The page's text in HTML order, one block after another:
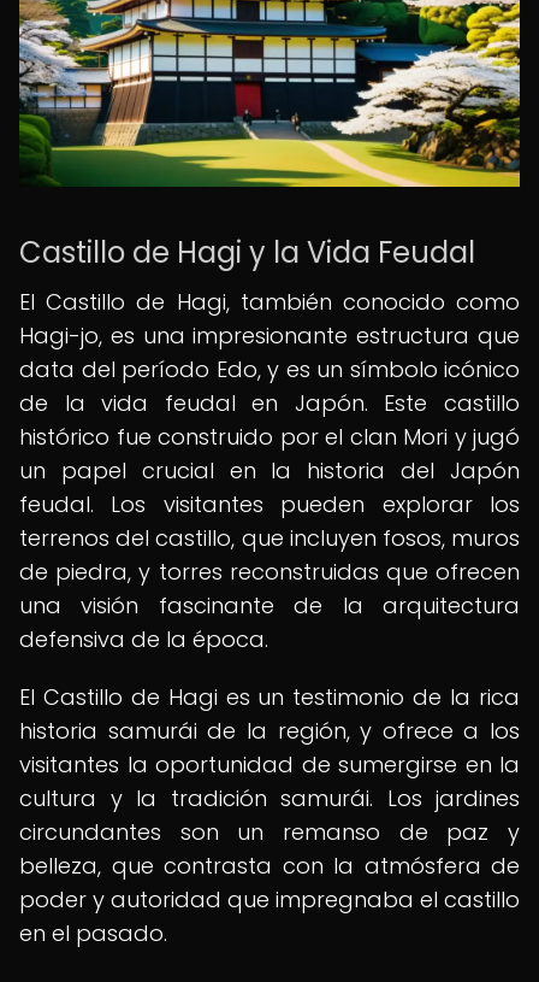
Castillo de Hagi y la Vida Feudal
El Castillo de Hagi, también conocido como
Hagi-jo, es una impresionante estructura que
data del período Edo, y es un símbolo icónico
de la vida feudal en Japón. Este castillo
histórico fue construido por el clan Mori y jugó
un papel crucial en la historia del Japón
feudal. Los visitantes pueden explorar los
terrenos del castillo, que incluyen fosos, muros
de piedra, y torres reconstruidas que ofrecen
una visión fascinante de la arquitectura
defensiva de la época.
El Castillo de Hagi es un testimonio de la rica
historia samurái de la región, y ofrece a los
visitantes la oportunidad de sumergirse en la
cultura y la tradición samurái. Los jardines
circundantes son un remanso de paz y
belleza, que contrasta con la atmósfera de
poder y autoridad que impregnaba el castillo
en el pasado.